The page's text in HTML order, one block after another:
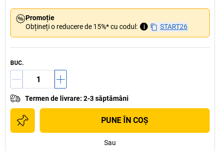
Promoție
Obțineți o reducere de 15%* cu codul:
i START26
BUC.
Termen de livrare: 2-3 săptămâni
PUNE ÎN COŞ
Sau